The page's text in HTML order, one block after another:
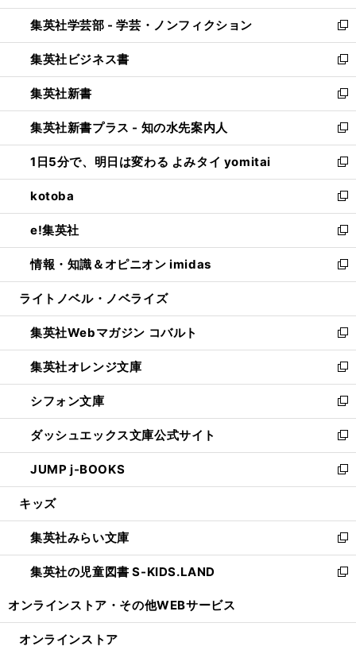
開
く
ウ
で
開
く
ン
ド
ウ
で
開
く
ウ
ィ
ン
ド
ウ
で
開
く
集英社学芸部 - 学芸・ノンフィクション
新
し
い
ウ
ィ
ン
ド
ウ
で
開
く
集英社ビジネス書
新
し
い
ウ
ィ
ン
ド
ウ
で
開
く
集英社新書
新
し
い
ウ
ィ
ン
ド
ウ
で
開
く
集英社新書プラス - 知の水先案内人
新
し
い
ウ
ィ
ン
ド
ウ
で
開
1日5分で、明日は変わる よみタイ yomitai
新
し
い
ウ
ィ
ン
ド
ウ
開
く
kotoba
新
し
い
ウ
ィ
ン
ウ
で
開
く
e!集英社
新
し
い
ウ
ン
ド
ウ
で
開
く
情報・知識＆オピニオン imidas
新
し
ウ
ィ
ン
ド
ウ
で
開
く
ライトノベル・ノベライズ
集英社Webマガジン コバルト
新
し
い
ウ
ィ
ン
ド
ウ
で
開
集英社オレンジ文庫
新
し
い
ウ
ィ
ン
ド
ウ
開
く
シフォン文庫
新
し
い
ウ
ィ
ン
ウ
で
開
く
ダッシュエックス文庫公式サイト
新
し
い
ウ
ン
ド
ウ
で
JUMP j-BOOKS
新
し
ウ
ィ
ン
ド
開
キッズ
集英社みらい文庫
新
し
い
ン
集英社の児童図書 S-KIDS.LAND
新
ウ
オンラインストア・ その他WEBサービス
オンラインストア